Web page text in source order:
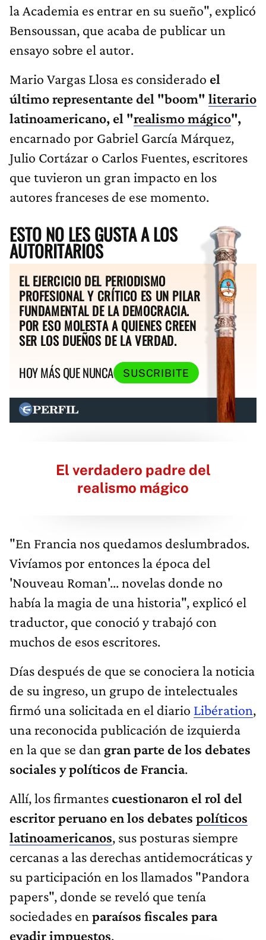
la Academia es entrar en su sueño", explicó
Bensoussan, que acaba de publicar un
ensayo sobre el autor.
Mario Vargas Llosa es considerado el
último representante del "boom" literario
latinoamericano, el "realismo mágico",
encarnado por Gabriel García Márquez,
Julio Cortázar o Carlos Fuentes, escritores
que tuvieron un gran impacto en los
autores franceses de ese momento.
ESTO NO LES GUSTA A LOS
AUTORITARIOS
EL EJERCICIO DEL PERIODISMO
PROFESIONAL Y CRÍTICO ES UN PILAR
FUNDAMENTAL DE LA DEMOCRACIA.
POR ESO MOLESTA A QUIENES CREEN
SER LOS DUEÑOS DE LA VERDAD.
HOY MÁS QUE NUNCA
SUSCRIBITE
El verdadero padre del
realismo mágico
"En Francia nos quedamos deslumbrados.
Vivíamos por entonces la época del
'Nouveau Roman'... novelas donde no
había la magia de una historia", explicó el
traductor, que conoció y trabajó con
muchos de esos escritores.
Días después de que se conociera la noticia
de su ingreso, un grupo de intelectuales
firmó una solicitada en el diario Libération,
una reconocida publicación de izquierda
en la que se dan gran parte de los debates
sociales y políticos de Francia.
Allí, los firmantescuestionaron el rol del
escritor peruano en los debates políticos
latinoamericanos, sus posturas siempre
cercanas a las derechas antidemocráticas y
su participación en los llamados "Pandora
papers", donde se reveló que tenía
sociedades en paraísos fiscales para
evadir impuestos.